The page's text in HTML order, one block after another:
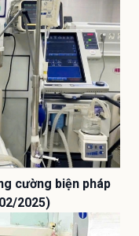
cường biện pháp
2025)